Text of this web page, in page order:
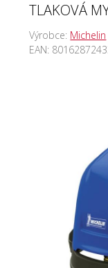
TLAKOVÁ
Výrobce: Michelin
EAN: